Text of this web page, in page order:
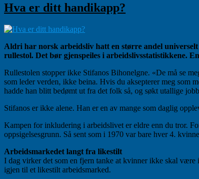
Hva er ditt handikapp?
Aldri har norsk arbeidsliv hatt en større andel
rullestol. Det bør gjenspeiles i arbeidslivsstatistikkene.
Rullestolen stopper ikke Stifanos Bihonelgne. «De må se
som leder verden, ikke beina. Hvis du aksepterer meg som
hadde han blitt bedømt ut fra det folk så, og søkt utallige
Stifanos er ikke alene. Han er en av mange som daglig
Kampen for inkludering i arbeidslivet er eldre enn du tror.
oppsigelsesgrunn. Så sent som i 1970 var bare hver 4.
Arbeidsmarkedet langt fra likestilt
I dag virker det som en fjern tanke at kvinner ikke skal være
igjen til et likestilt arbeidsmarked.